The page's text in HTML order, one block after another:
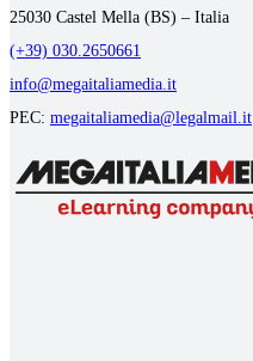
25030 Castel Mella (BS) – Italia
(+39) 030.2650661
info@megaitaliamedia.it
PEC: megaitaliamedia@legalmail.it